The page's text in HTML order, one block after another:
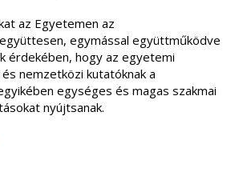
az Egyetemen az
egymással együttműködve
érdekében, hogy az egyetemi
nemzetközi kutatóknak a
egységes és magas szakmai
nyújtsanak.